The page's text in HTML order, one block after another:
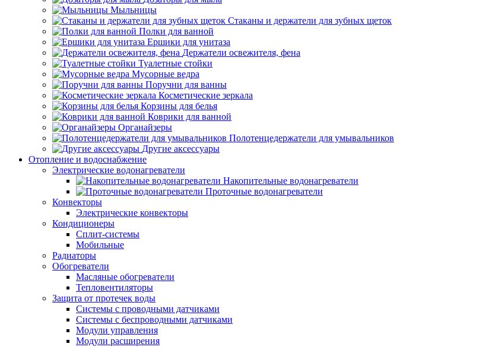
Мыльницы
Стаканы и держатели для зубных щеток
Полки для ванной
Ершики для унитаза
Держатели освежителя, фена
Туалетные стойки
Мусорные ведра
Поручни для ванны
Косметические зеркала
Корзины для белья
Коврики для ванной
Органайзеры
Полотенцедержатели для умывальников
Другие аксессуары
Отопление и водоснабжение
Электрические водонагреватели
Накопительные водонагреватели
Проточные водонагреватели
Конвекторы
Электрические конвекторы
Кондиционеры
Сплит-системы
Мобильные
Радиаторы
Обогреватели
Масляные обогреватели
Тепловентиляторы
Защита от протечек воды
Системы с проводными датчиками
Системы с беспроводными датчиками
Модули управления
Модули расширения